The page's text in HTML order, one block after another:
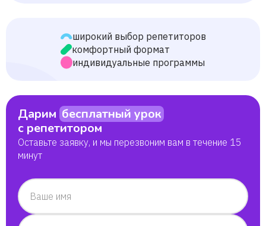
широкий выбор репетиторов
комфортный формат
индивидуальные программы
Дарим бесплатный урок
с репетитором
Оставьте заявку, и мы перезвоним вам в течение 15
минут
Ваше имя